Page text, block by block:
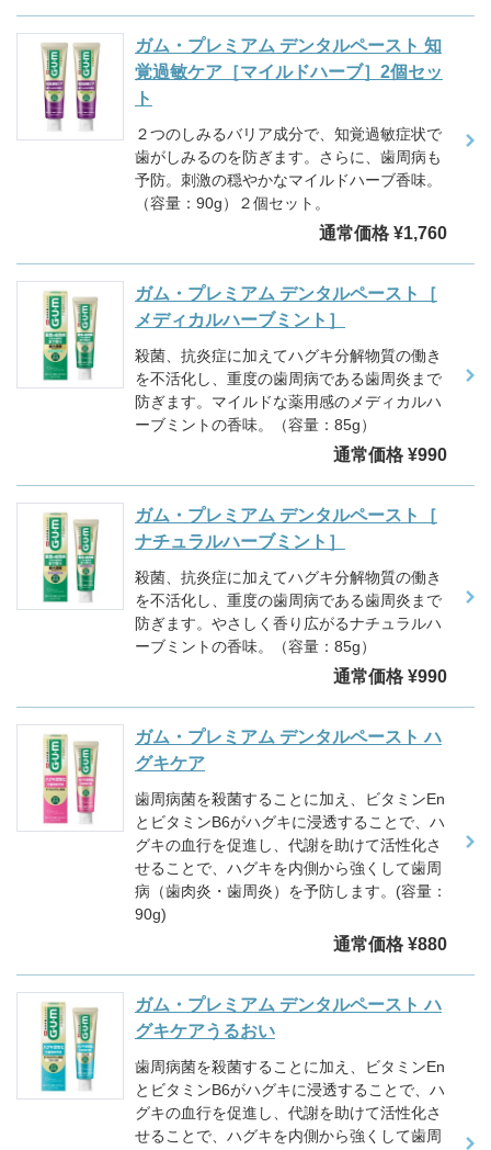
ガム・プレミアム デンタルペースト 知
覚過敏ケア［マイルドハーブ］2個セッ
ト
２つのしみるバリア成分で、知覚過敏症状で
歯がしみるのを防ぎます。さらに、歯周病も
予防。刺激の穏やかなマイルドハーブ香味。
（容量：90g）２個セット。
通常価格 ¥1,760
ガム・プレミアム デンタルペースト［
メディカルハーブミント］
殺菌、抗炎症に加えてハグキ分解物質の働き
を不活化し、重度の歯周病である歯周炎まで
防ぎます。マイルドな薬用感のメディカルハ
ーブミントの香味。（容量：85g）
通常価格 ¥990
ガム・プレミアム デンタルペースト［
ナチュラルハーブミント］
殺菌、抗炎症に加えてハグキ分解物質の働き
を不活化し、重度の歯周病である歯周炎まで
防ぎます。やさしく香り広がるナチュラルハ
ーブミントの香味。（容量：85g）
通常価格 ¥990
ガム・プレミアム デンタルペースト ハ
グキケア
歯周病菌を殺菌することに加え、ビタミンEn
とビタミンB6がハグキに浸透することで、ハ
グキの血行を促進し、代謝を助けて活性化さ
せることで、ハグキを内側から強くして歯周
病（歯肉炎・歯周炎）を予防します。(容量：
90g)
通常価格 ¥880
ガム・プレミアム デンタルペースト ハ
グキケアうるおい
歯周病菌を殺菌することに加え、ビタミンEn
とビタミンB6がハグキに浸透することで、ハ
グキの血行を促進し、代謝を助けて活性化さ
せることで、ハグキを内側から強くして歯周